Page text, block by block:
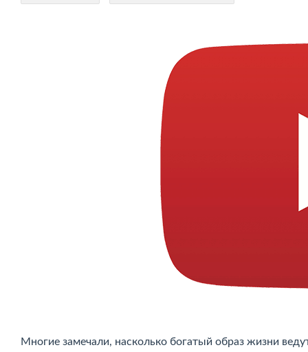
Многие замечали, насколько богатый образ жизни